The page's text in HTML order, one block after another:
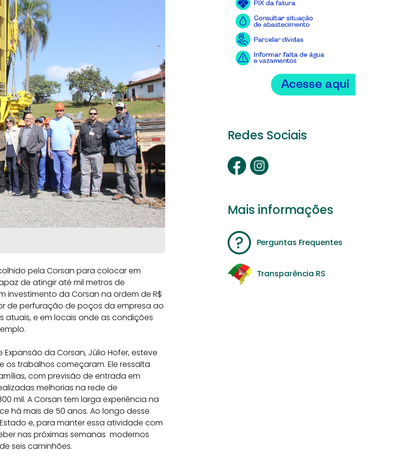
pela Corsan para colocar em
de atingir até mil metros de
da Corsan na ordem de R$
de perfuração de poços da empresa ao
atuais, e em locais onde as condições
da Corsan, Júlio Hofer, esteve
os trabalhos começaram. Ele ressalta
com previsão de entrada em
melhorias na rede de
mil. A Corsan tem larga experiência na
há mais de 50 anos. Ao longo desse
e, para manter essa atividade com
nas próximas semanas modernos
seis caminhões.
Redes Sociais
Mais informações
Perguntas Frequentes
Transparência RS